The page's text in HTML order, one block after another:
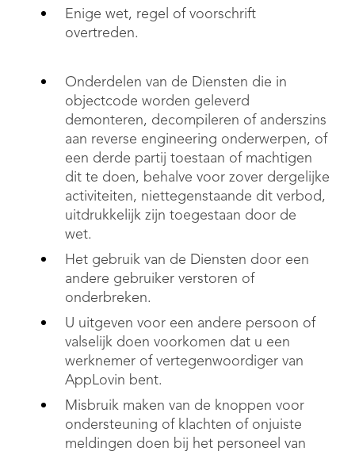
Enige wet, regel of voorschrift
overtreden.
Onderdelen van de Diensten die in
objectcode worden geleverd
demonteren, decompileren of anderszins
aan reverse engineering onderwerpen, of
een derde partij toestaan of machtigen
dit te doen, behalve voor zover dergelijke
activiteiten, niettegenstaande dit verbod,
uitdrukkelijk zijn toegestaan door de
wet.
Het gebruik van de Diensten door een
andere gebruiker verstoren of
onderbreken.
U uitgeven voor een andere persoon of
valselijk doen voorkomen dat u een
werknemer of vertegenwoordiger van
AppLovin bent.
Misbruik maken van de knoppen voor
ondersteuning of klachten of onjuiste
meldingen doen bij het personeel van